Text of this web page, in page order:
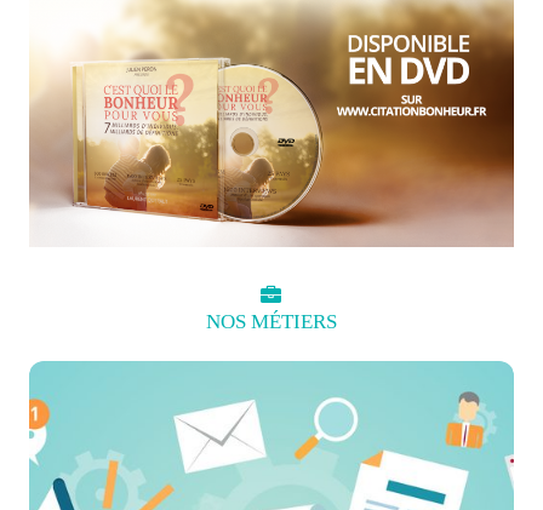
NOS MÉTIERS